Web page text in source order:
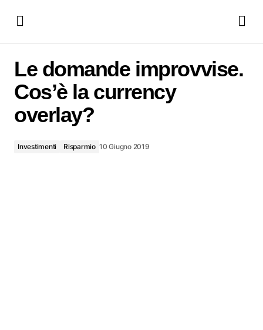
Le domande improvvise.
Cos’è la currency
overlay?
Investimenti Risparmio 10 Giugno 2019